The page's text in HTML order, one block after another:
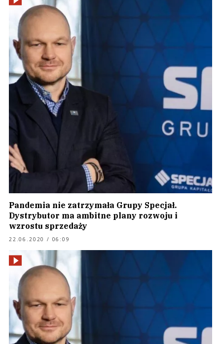
Pandemia nie zatrzymała Grupy Specjał.
Dystrybutor ma ambitne plany rozwoju i
wzrostu sprzedaży
22.06.2020 / 06:09